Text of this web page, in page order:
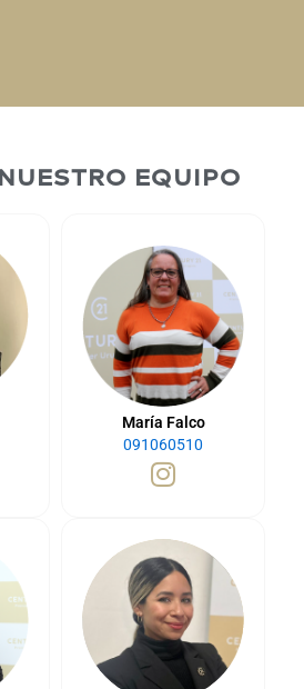
EQUIPO
María Falco
091060510